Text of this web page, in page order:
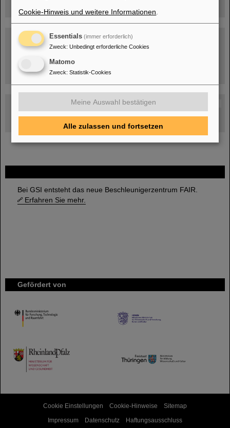
Bei GSI entsteht das neue Beschleunigerzentrum FAIR.
Erfahren Sie mehr.
Gefördert von
HMWK
TMWWDG
Umgang mit den Auswirkungen des Kriegs in der Ukraine
GSI-FAIR Kolloquium
Aktuelle Termine
Cookie Einstellungen Cookie-Hinweise
Sitemap
Impressum
Datenschutz Haftungsausschluss
Cookie-Hinweis und weitere Informationen
Essentials (immer erforderlich)
Zweck: Unbedingt erforderliche Cookies
Matomo
Zweck: Statistik-Cookies
Meine Auswahl bestätigen
Alle zulassen und fortsetzen